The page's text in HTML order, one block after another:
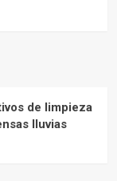
de limpieza
lluvias